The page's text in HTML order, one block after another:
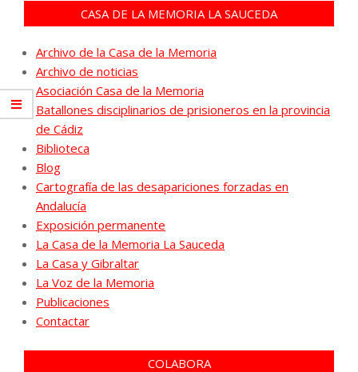
CASA DE LA MEMORIA LA SAUCEDA
Archivo de la Casa de la Memoria
Archivo de noticias
Asociación Casa de la Memoria
Batallones disciplinarios de prisioneros en la provincia
de Cádiz
Biblioteca
Blog
Cartografía de las desapariciones forzadas en
Andalucía
Exposición permanente
La Casa de la Memoria La Sauceda
La Casa y Gibraltar
La Voz de la Memoria
Publicaciones
Contactar
COLABORA